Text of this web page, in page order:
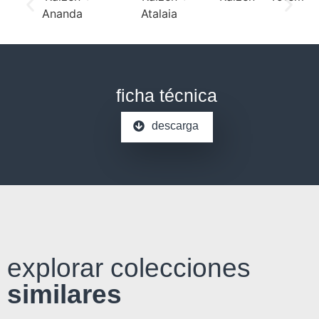
ficha técnica
descarga
explorar colecciones
similares